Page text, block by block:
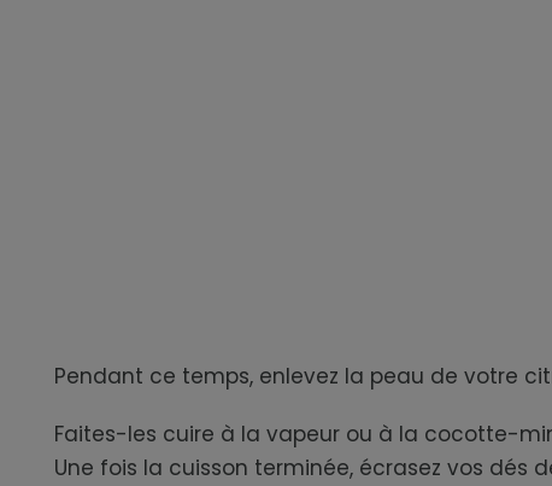
Pendant ce temps, enlevez la peau de votre
Faites-les cuire à la vapeur ou à la cocotte-
Une fois la cuisson terminée, écrasez vos dés